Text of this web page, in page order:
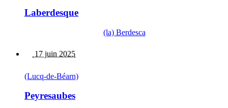
Laberdesque
(la) Berdesca
17 juin 2025
(Lucq-de-Béarn)
Peyresaubes